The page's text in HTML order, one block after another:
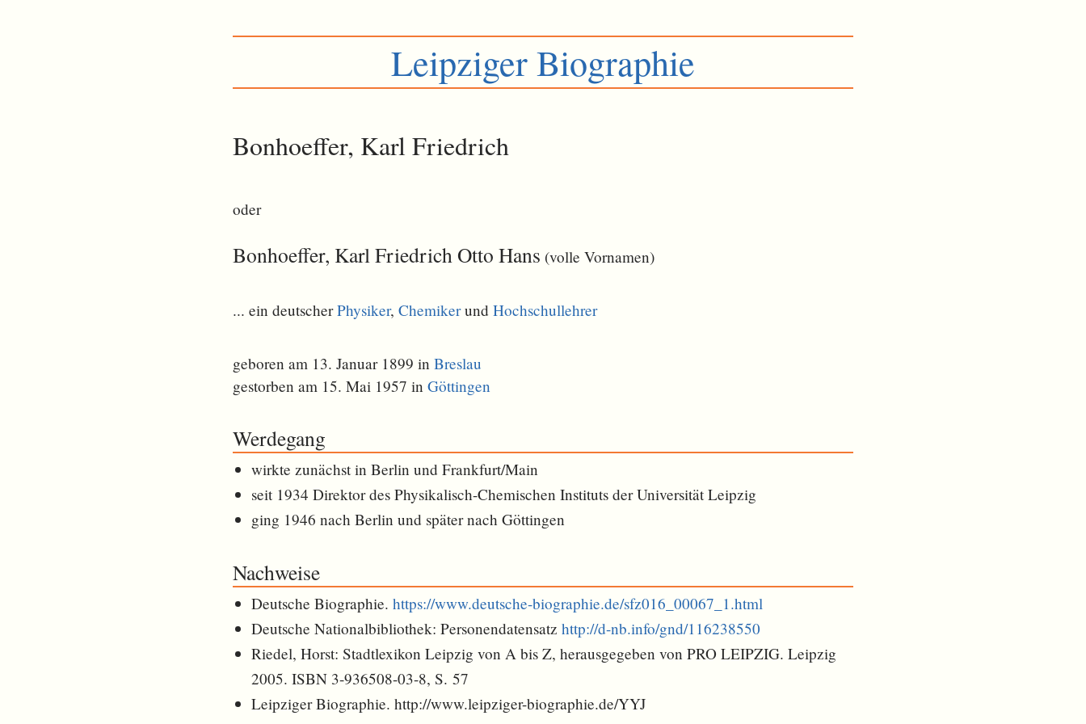
Leipziger Biographie
Bonhoeffer, Karl Friedrich
oder
Bonhoeffer, Karl Friedrich Otto Hans (volle Vornamen)
... ein deutscherPhysiker, Chemikerund Hochschullehrer
geboren am 13. Januar 1899 in Breslau
gestorben am 15. Mai 1957 in Göttingen
Werdegang
wirkte zunächst in Berlin und Frankfurt/Main
seit 1934 Direktor des Physikalisch-Chemischen Instituts der Universität Leipzig
ging 1946 nach Berlin und später nach Göttingen
Nachweise
Deutsche Biographie.https://www.deutsche-biographie.de/sfz016_00067_1.html
Deutsche Nationalbibliothek: Personendatensatzhttp://d-nb.info/gnd/116238550
Riedel, Horst: Stadtlexikon Leipzig von A bis Z, herausgegeben von PRO LEIPZIG. Leipzig
2005. ISBN 3-936508-03-8, S. 57
Leipziger Biographie. http://www.leipziger-biographie.de/YYJ